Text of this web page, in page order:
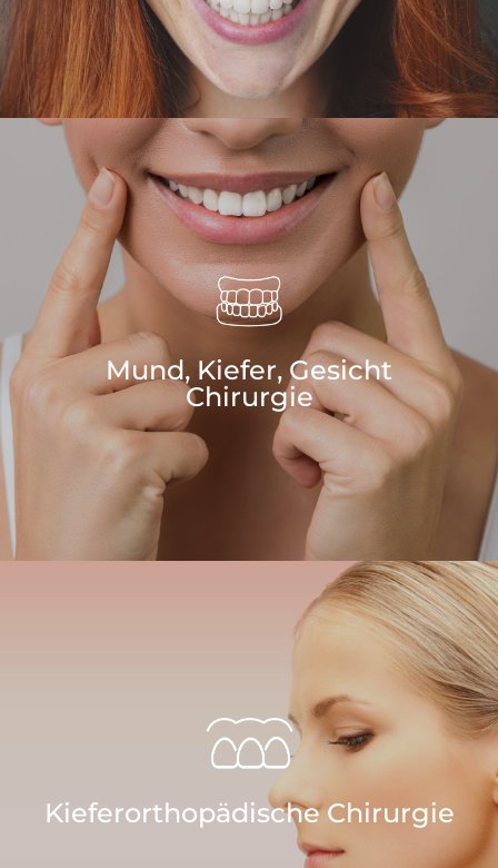
Mund, Kiefer, Gesicht
Chirurgie
Kieferorthopädische Chirurgie